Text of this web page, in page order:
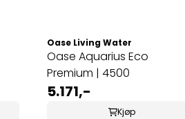
Oase Living Water
Oase Aquarius Eco
Premium | 4500
5.171,-
Kjøp